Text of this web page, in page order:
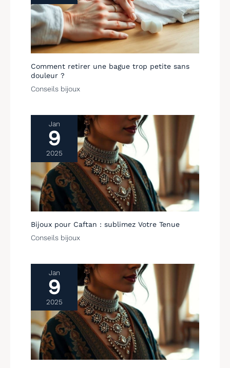
Comment retirer une bague trop petite sans
douleur ?
Conseils bijoux
Jan
9
2025
Bijoux pour Caftan : sublimez Votre Tenue
Conseils bijoux
Jan
9
2025